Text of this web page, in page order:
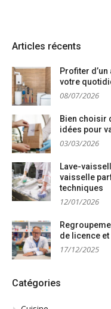
Articles récents
Profiter
votre
08/07/2026
Bien choisir
idées pour
03/03/2026
Lave-
vaisselle
techniques
12/01/2026
de licence
17/12/2025
Catégories